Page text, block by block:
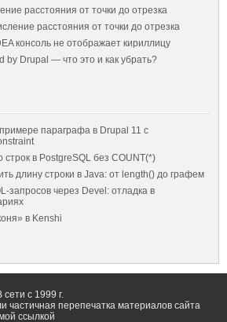
расстояния от точки до отрезка
расстояния от точки до отрезка
консоль не отображает кириллицу
by Drupal — что это и как убрать?
параграфа в Drupal 11 с
строк в PostgreSQL без COUNT(*)
длину строки в Java: от length() до графем
запросов через Devel: отладка в
в Kenshi
с 1999 г.
частичная перепечатка материалов сайта
ссылкой